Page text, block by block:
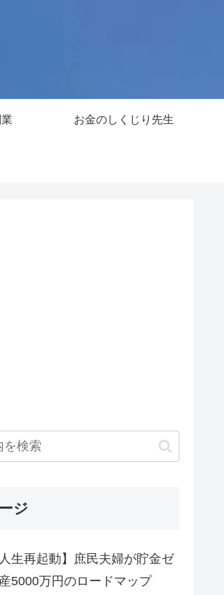
お金のしくじり先生
ジ
人生再起動】庶民夫婦が貯金ゼ
5000万円のロードマップ